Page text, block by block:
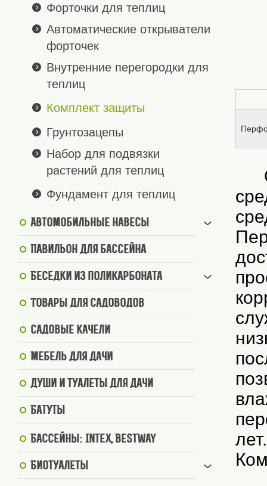
Форточки для теплиц
Автоматические открыватели
форточек
Внутренние перегородки для
теплиц
Комплект защиты
Грунтозацепы
Набор для подвязки
растений для теплиц
Фундамент для теплиц
Автомобильные навесы
Павильон для бассейна
Беседки из поликарбоната
Товары для садоводов
Садовые качели
Мебель для дачи
Души и туалеты для дачи
Батуты
Бассейны: Intex, BestWay
Биотуалеты